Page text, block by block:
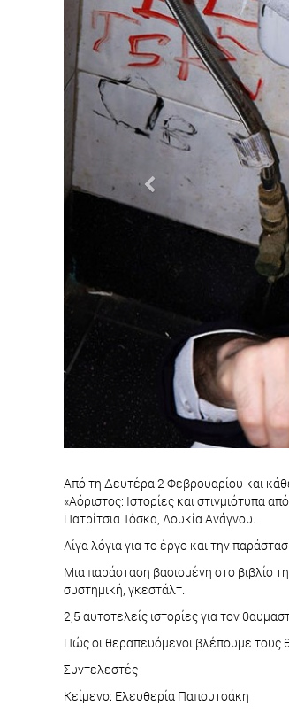
Από τη Δευτέρα 2 Φεβρουαρίου και
«Αόριστος: Ιστορίες και στιγμιότυπα
Πατρίτσια Τόσκα, Λουκία Ανάγνου.
Λίγα λόγια για το έργο και την
Μια παράσταση βασισμένη στο βιβλίο
συστημική, γκεστάλτ.
2,5 αυτοτελείς ιστορίες για τον
Πώς οι θεραπευόμενοι βλέπουμε τους
Συντελεστές
Κείμενο: Ελευθερία Παπουτσάκη